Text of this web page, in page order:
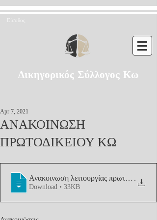
Είσοδος
Δικηγορικός Σύλλογος Κω
ΑΝΑΚΟIΝΩΣΗ
ΠΡΩΤΟΔΙΚΕΙΟΥ ΚΩ
Apr 7, 2021
Ανακοινωση λειτουργίας πρωτοδικείου
.
Download • 33KB